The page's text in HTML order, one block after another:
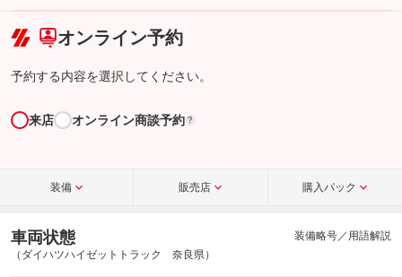
こちら
オンライン予約
予約する内容を選択してください。
来店 オンライン商談予約 ?
装備 販売店 購入パック
車両状態
（ダイハツハイゼットトラック 奈良県）
装備略号／用語解説